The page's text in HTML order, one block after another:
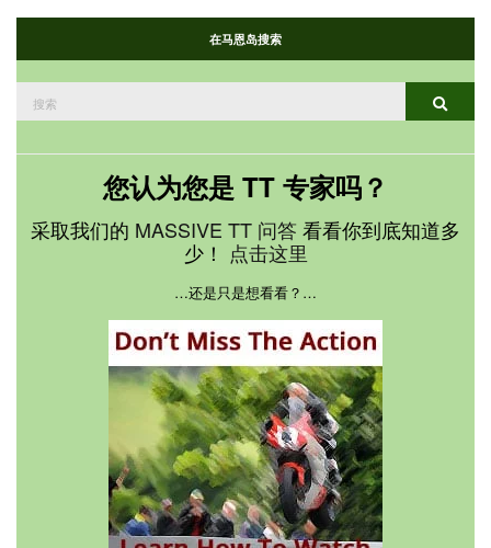
在马恩岛搜索
索：
搜索
您认为您是 TT 专家吗？
采取我们的 MASSIVE TT 问答 看看你到底知道多
少！ 点击这里
…还是只是想看看？…